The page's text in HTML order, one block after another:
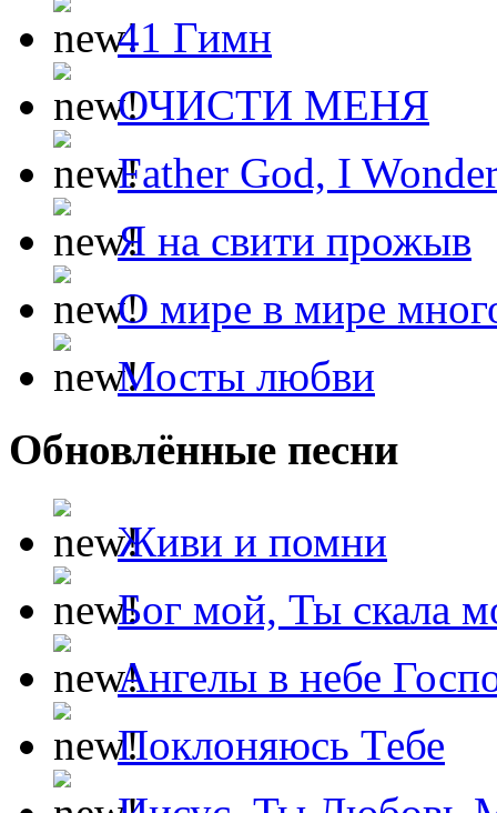
41 Гимн
ОЧИСТИ МЕНЯ
Father God, I
Я на свити прожыв
О мире в мире
Мосты любви
Обновлённые песни
Живи и помни
Бог мой, Ты скала
Ангелы в небе
Поклоняюсь Тебе